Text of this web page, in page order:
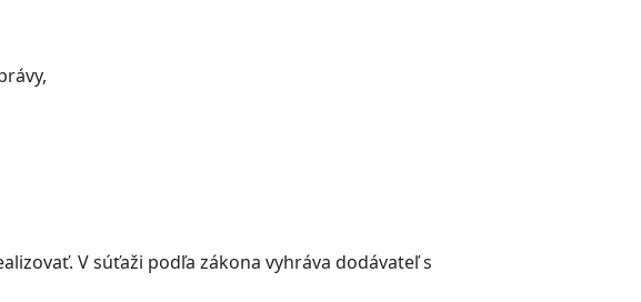
V súťaži podľa zákona vyhráva dodávateľ s